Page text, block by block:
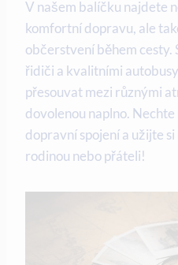
V našem balíčku ​najdete
komfortní dopravu, ‌ale
občerstvení‍ během cesty.
řidiči a⁤ kvalitními
přesouvat mezi⁤ různými
dovolenou naplno. Nechte
⁣dopravní spojení a užijte‍
rodinou nebo přáteli!